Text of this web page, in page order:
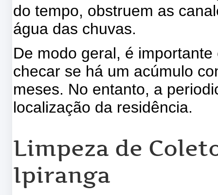
do tempo, obstruem as
água das chuvas.
De modo geral, é
checar se há um acúmulo
meses. No entanto, a
localização da residência.
Limpeza de
Ipiranga